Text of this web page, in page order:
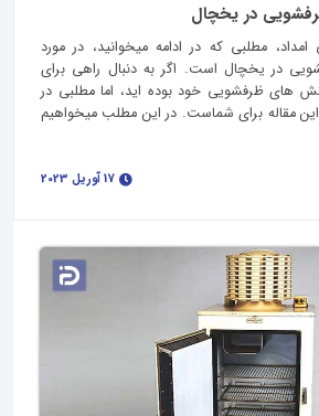
در یخچال
مطلبی که در ادامه میخوانید، در مورد
در یخچال است. اگر به دنبال راهی برای
های ظرفشویی خود بوده اید، اما مطلبی در
این مقاله برای شماست. در این مطلب میخواهیم